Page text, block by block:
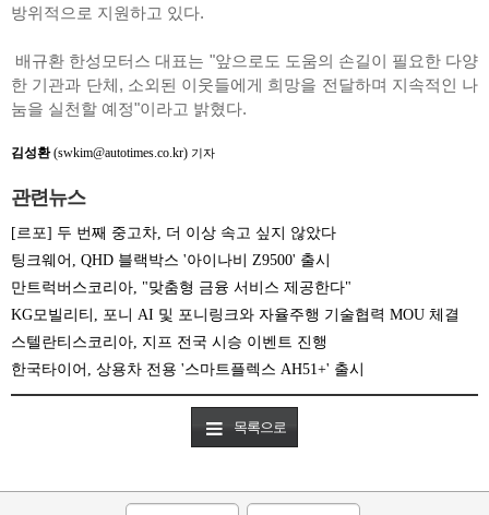
방위적으로 지원하고 있다.
배규환 한성모터스 대표는 "앞으로도 도움의 손길이 필요한 다양
한 기관과 단체, 소외된 이웃들에게 희망을 전달하며 지속적인 나
눔을 실천할 예정"이라고 밝혔다.
김성환(swkim@autotimes.co.kr) 기자
관련뉴스
[르포] 두 번째 중고차, 더 이상 속고 싶지 않았다
팅크웨어, QHD 블랙박스 '아이나비 Z9500' 출시
만트럭버스코리아, "맞춤형 금융 서비스 제공한다"
KG모빌리티, 포니 AI 및 포니링크와 자율주행 기술협력 MOU 체결
스텔란티스코리아, 지프 전국 시승 이벤트 진행
한국타이어, 상용차 전용 '스마트플렉스 AH51+' 출시
목록으로